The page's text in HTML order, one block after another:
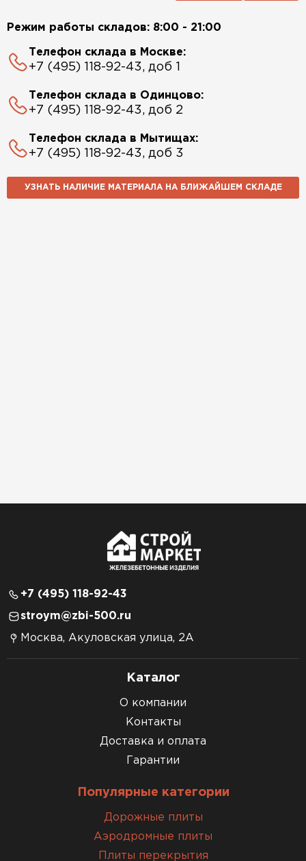
Режим работы складов: 8:00 - 21:00
Телефон склада в Москве:
+7 (495) 118-92-43, доб 1
Телефон склада в Одинцово:
+7 (495) 118-92-43, доб 2
Телефон склада в Мытищах:
+7 (495) 118-92-43, доб 3
УЗНАТЬ НАЛИЧИЕ МАТЕРИАЛА НА БЛИЖАЙШЕМ СКЛАДЕ
+7 (495) 118-92-43
stroym@zbi-500.ru
Москва, Акуловская улица, 2А
Каталог
О компании
Контакты
Доставка и оплата
Гарантии
Популярные категории
Дорожные плиты
Аэродромные плиты
Плиты перекрытия